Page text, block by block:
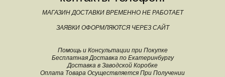
МАГАЗИН ДОСТАВКИ ВРЕМЕННО НЕ РАБОТАЕТ
ЗАЯВКИ ОФОРМЛЯЮТСЯ ЧЕРЕЗ САЙТ
Помощь и Консультации при Покупке
Бесплатная Доставка по Екатеринбургу
Доставка в Заводской Коробке
Оплата Товара Осуществляется При Получении